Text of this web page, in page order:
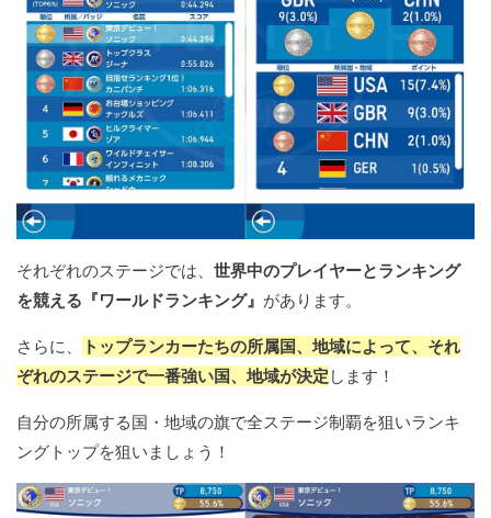
それぞれのステージでは、 世界中のプレイヤーとランキング
を競える『ワールドランキング』 があります。
さらに、
トップランカーたちの所属国、地域によって、それ
ぞれのステージで一番強い国、地域が決定 します！
自分の所属する国・地域の旗で全ステージ制覇を狙いランキ
ングトップを狙いましょう！